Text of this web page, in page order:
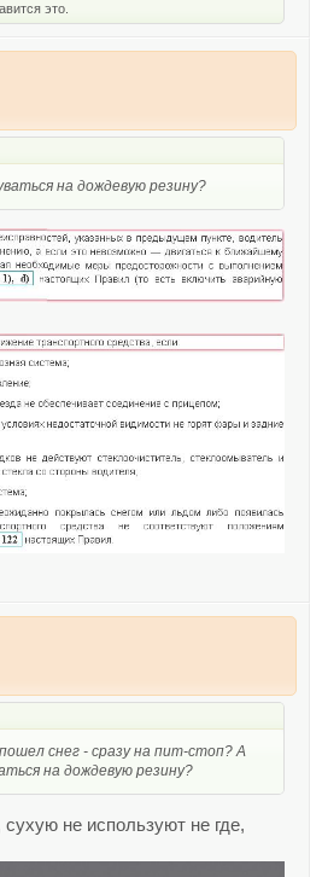
это.
на дождевую резину?
снег - сразу на пит-стоп? А
на дождевую резину?
не используют не где,